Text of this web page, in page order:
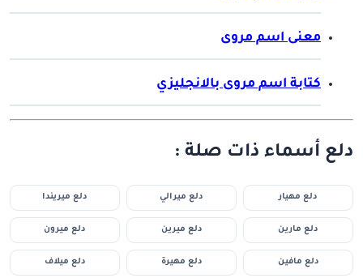
معنى اسم مروى
كتابة اسم مروى بالانجليزي
دلع أسماء ذات صلة :
دلع مهيار دلع ميرالي دلع ميريندا
دلع مارين دلع ميرين دلع ميرون
دلع مافين دلع مهيرة دلع ميلاف